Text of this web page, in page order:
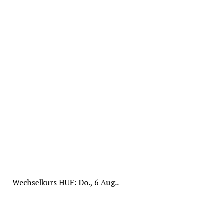
WechselkursHUF: Do., 6 Aug..